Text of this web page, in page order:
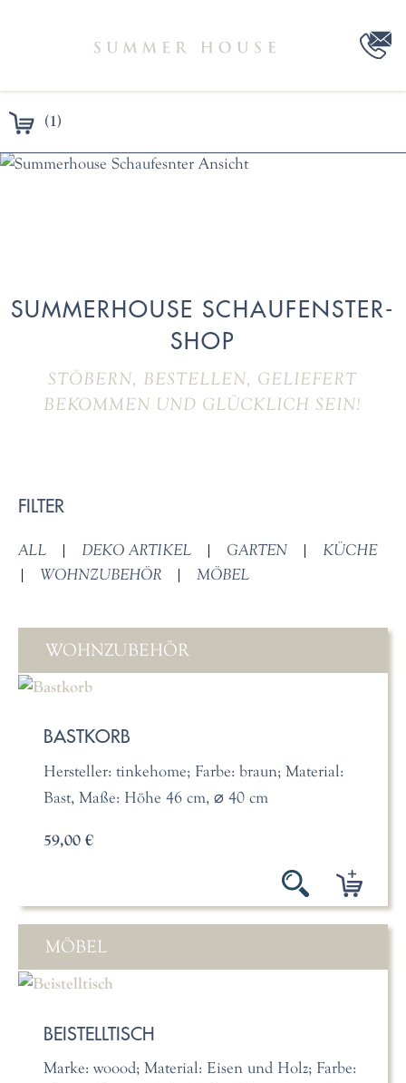
(1)
SUMMERHOUSE SCHAUFENSTER-
SHOP
STÖBERN, BESTELLEN, GELIEFERT
BEKOMMEN UND GLÜCKLICH SEIN!
FILTER
ALL | DEKO ARTIKEL | GARTEN |
KÜCHE
|
WOHNZUBEHÖR | MÖBEL
WOHNZUBEHÖR
BASTKORB
Hersteller: tinkehome; Farbe: braun; Material:
Bast, Maße: Höhe 46 cm, ⌀ 40 cm
59,00 €
MÖBEL
BEISTELLTISCH
Marke: woood; Material: Eisen und Holz; Farbe: